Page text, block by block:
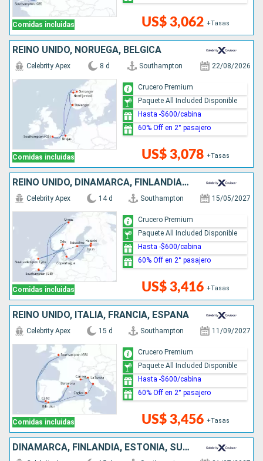
Comidas incluidas US$ 3,062 +Tasas
REINO UNIDO, NORUEGA, BÉLGICA
Comidas incluidas
Celebrity Apex 8 d Southampton 22/08/2026
US$ 3,078 +Tasas
Crucero Premium
Paquete All Included Disponible
Hasta -$600/cabina
60% Off en 2° pasajero
REINO UNIDO, DINAMARCA, FINLANDIA, ESTONIA, SUECIA, NORUEGA
Comidas incluidas
Celebrity Apex 14 d Southampton 15/05/2027
US$ 3,416 +Tasas
Crucero Premium
Paquete All Included Disponible
Hasta -$600/cabina
60% Off en 2° pasajero
REINO UNIDO, ITALIA, FRANCIA, ESPAÑA
Comidas incluidas
Celebrity Apex 15 d Southampton 11/09/2027
US$ 3,456 +Tasas
Crucero Premium
Paquete All Included Disponible
Hasta -$600/cabina
60% Off en 2° pasajero
DINAMARCA, FINLANDIA, ESTONIA, SUECIA, REINO UNIDO, NORUEGA